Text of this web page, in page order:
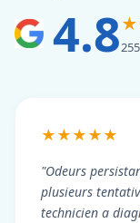
4.8
★★★★★
"Odeurs
plusieurs
technicien a